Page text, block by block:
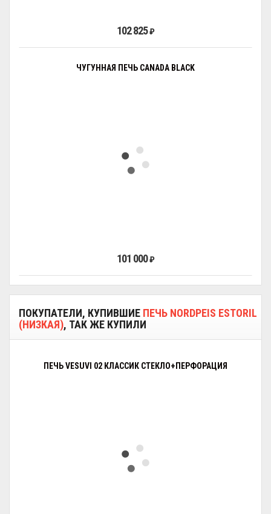
102 825₽
ЧУГУННАЯ ПЕЧЬ CANADA BLACK
101 000₽
ПОКУПАТЕЛИ, КУПИВШИЕ ПЕЧЬ NORDPEIS ESTORIL
(НИЗКАЯ), ТАК ЖЕ КУПИЛИ
ПЕЧЬ VESUVI 02 КЛАССИК СТЕКЛО+ПЕРФОРАЦИЯ